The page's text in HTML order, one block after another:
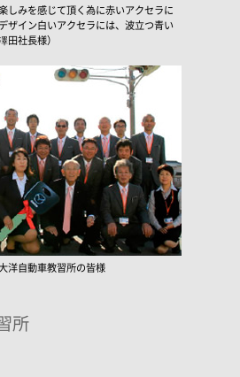
しみを感じて頂く為に赤いアクセラに
ザイン白いアクセラには、波立つ青い
田社長様）
洋自動車教習所の皆様
所